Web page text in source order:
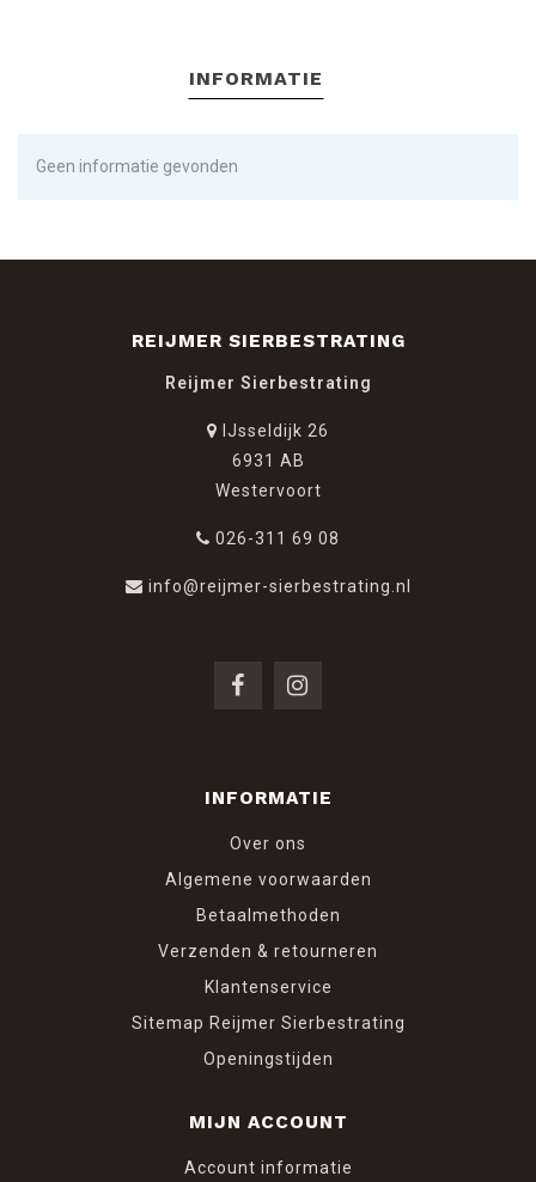
INFORMATIE
Geen informatie gevonden
REIJMER SIERBESTRATING
Reijmer Sierbestrating
IJsseldijk 26
6931 AB
Westervoort
026-311 69 08
info@reijmer-sierbestrating.nl
INFORMATIE
Over ons
Algemene voorwaarden
Betaalmethoden
Verzenden & retourneren
Klantenservice
Sitemap Reijmer Sierbestrating
Openingstijden
MIJN ACCOUNT
Account informatie